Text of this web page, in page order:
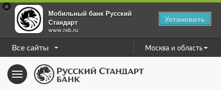
×
Мобильный банк Русский
Стандарт
www.rsb.ru
Установить
Все сайты Москва и область
Toggle
navigation